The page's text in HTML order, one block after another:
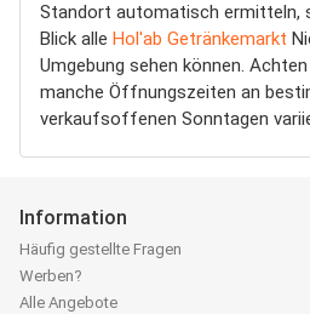
Standort automatisch ermitteln,
Blick alle Hol'ab Getränkemarkt
Umgebung sehen können.
manche Öffnungszeiten an
verkaufsoffenen Sonntagen
Information
Häufig gestellte Fragen
Werben?
Alle Angebote